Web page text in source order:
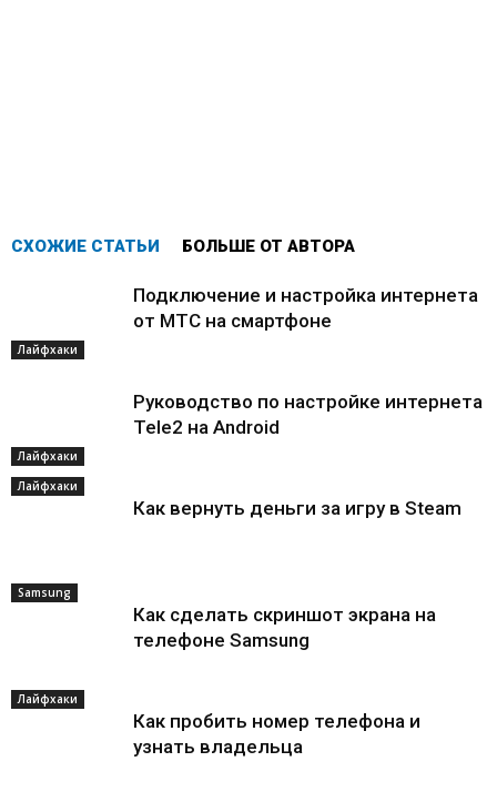
СХОЖИЕ СТАТЬИ БОЛЬШЕ ОТ АВТОРА
Лайфхаки
Подключение и настройка интернета
от МТС на смартфоне
Лайфхаки
Руководство по настройке интернета
Tele2 на Android
Лайфхаки
Как вернуть деньги за игру в Steam
Samsung
Как сделать скриншот экрана на
телефоне Samsung
Лайфхаки
Как пробить номер телефона и
узнать владельца